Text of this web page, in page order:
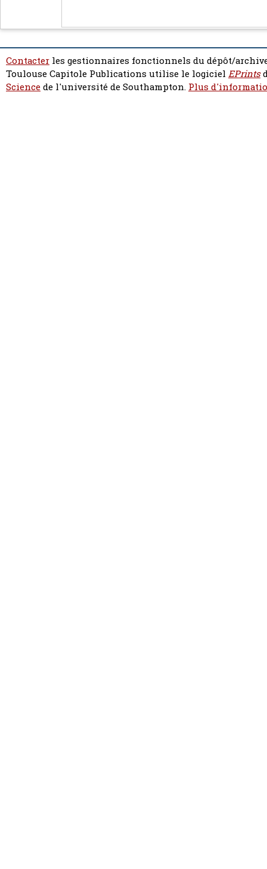
Contacter les gestionnaires fonctionnels du dépôt/
Toulouse Capitole Publications utilise le logiciel EPrints
Sciencede l'université de Southampton. Plus